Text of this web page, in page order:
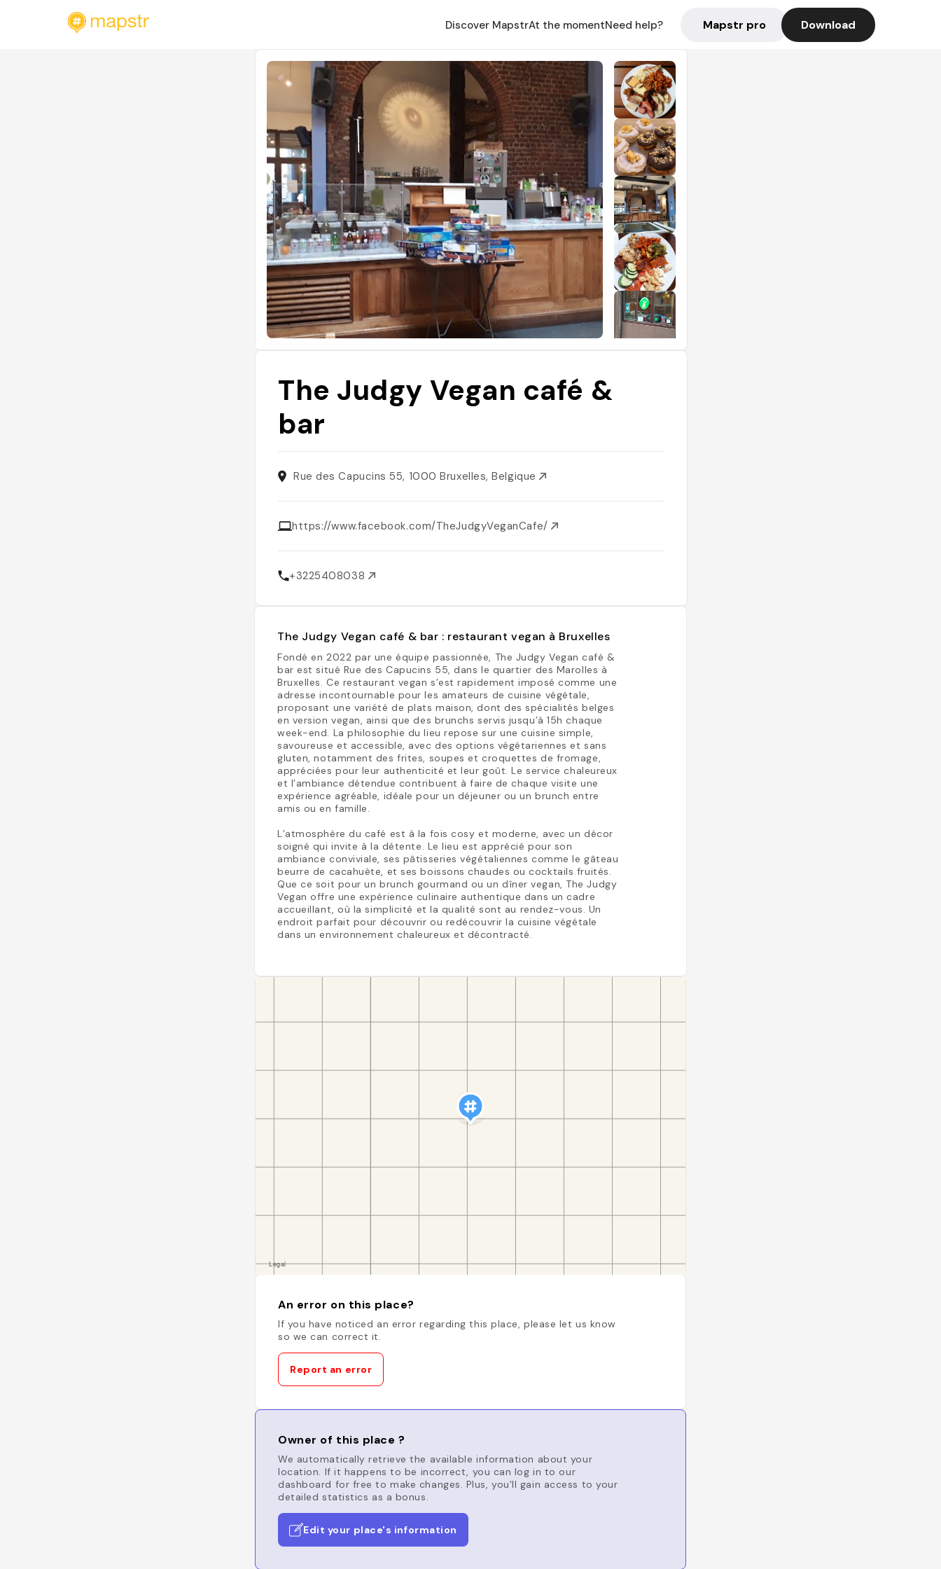
Discover MapstrAt the momentNeed help? Mapstr pro Download
The Judgy Vegan café &
bar
Rue des Capucins 55, 1000 Bruxelles, Belgique
https://www.facebook.com/TheJudgyVeganCafe/
+3225408038
The Judgy Vegan café & bar : restaurant vegan à Bruxelles
Fondé en 2022 par une équipe passionnée, The Judgy Vegan café &
bar est situé Rue des Capucins 55, dans le quartier des Marolles à
Bruxelles. Ce restaurant vegan s’est rapidement imposé comme une
adresse incontournable pour les amateurs de cuisine végétale,
proposant une variété de plats maison, dont des spécialités belges
en version vegan, ainsi que des brunchs servis jusqu’à 15h chaque
week-end. La philosophie du lieu repose sur une cuisine simple,
savoureuse et accessible, avec des options végétariennes et sans
gluten, notamment des frites, soupes et croquettes de fromage,
appréciées pour leur authenticité et leur goût. Le service chaleureux
et l’ambiance détendue contribuent à faire de chaque visite une
expérience agréable, idéale pour un déjeuner ou un brunch entre
amis ou en famille.
L’atmosphère du café est à la fois cosy et moderne, avec un décor
soigné qui invite à la détente. Le lieu est apprécié pour son
ambiance conviviale, ses pâtisseries végétaliennes comme le gâteau
beurre de cacahuète, et ses boissons chaudes ou cocktails fruités.
Que ce soit pour un brunch gourmand ou un dîner vegan, The Judgy
Vegan offre une expérience culinaire authentique dans un cadre
accueillant, où la simplicité et la qualité sont au rendez-vous. Un
endroit parfait pour découvrir ou redécouvrir la cuisine végétale
dans un environnement chaleureux et décontracté.
An error on this place?
If you have noticed an error regarding this place, please let us know
so we can correct it.
Report an error
Owner of this place ?
We automatically retrieve the available information about your
location. If it happens to be incorrect, you can log in to our
dashboard for free to make changes. Plus, you'll gain access to your
detailed statistics as a bonus.
Edit your place's information